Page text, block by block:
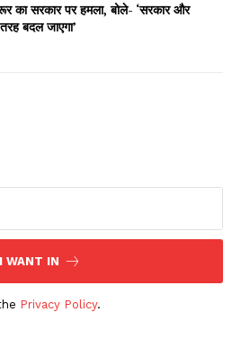
News on AIN
का सरकार पर हमला, बोले- ‘सरकार और
बदल जाएगा’
I WANT IN
Privacy Policy.